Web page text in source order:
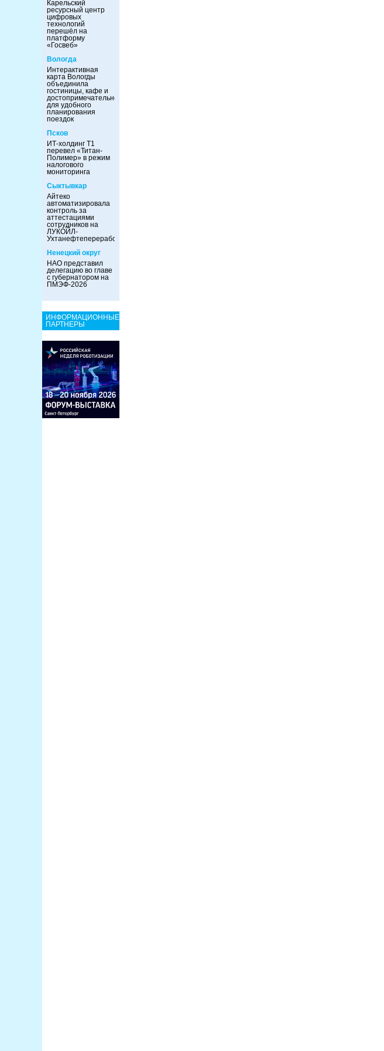
Карельский
ресурсный центр
цифровых
технологий
перешёл на
платформу
«Госвеб»
Вологда
Интерактивная
карта Вологды
объединила
гостиницы, кафе и
достопримечательности
для удобного
планирования
поездок
Псков
ИТ-холдинг Т1
перевел «Титан-
Полимер» в режим
налогового
мониторинга
Сыктывкар
Айтеко
автоматизировала
контроль за
аттестациями
сотрудников на
ЛУКОЙЛ-
Ухтанефтепереработка
Ненецкий округ
НАО представил
делегацию во главе
с губернатором на
ПМЭФ-2026
ИНФОРМАЦИОННЫЕ
ПАРТНЕРЫ